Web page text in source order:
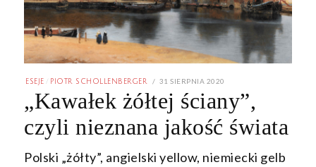
ESEJE PIOTR SCHOLLENBERGER
POSTED
31 SIERPNIA 2020
2022
„Kawałek żółtej ściany”,
czyli nieznana jakość świata
Polski „żółty”, angielski yellow, niemiecki gelb